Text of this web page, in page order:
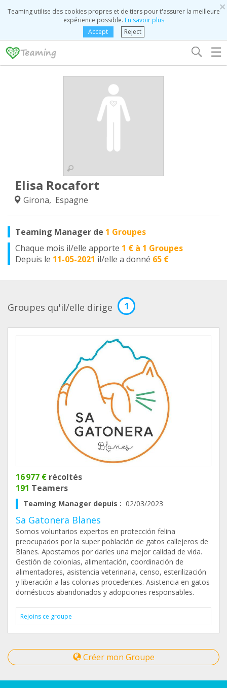
×
Teaming utilise des cookies propres et de tiers pour t'assurer la meilleure
expérience possible. En savoir plus
Accept
Reject
☰
Elisa Rocafort
Girona, Espagne
Teaming Manager de 1 Groupes
Chaque mois il/elle apporte 1 € à 1 Groupes
Depuis le 11-05-2021 il/elle a donné 65 €
Groupes qu'il/elle dirige 1
16 977 € récoltés
191 Teamers
Teaming Manager depuis : 02/03/2023
Sa Gatonera Blanes
Somos voluntarios expertos en protección felina
preocupados por la super población de gatos callejeros de
Blanes. Apostamos por darles una mejor calidad de vida.
Gestión de colonias, alimentación, coordinación de
alimentadores, asistencia veterinaria, censo, esterilización
y liberación a las colonias procedentes. Asistencia en gatos
domésticos abandonados y adopciones responsables.
Rejoins ce groupe
Créer mon Groupe